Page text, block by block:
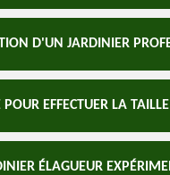
D'UN JARDINIER
EFFECTUER LA
ÉLAGUEUR